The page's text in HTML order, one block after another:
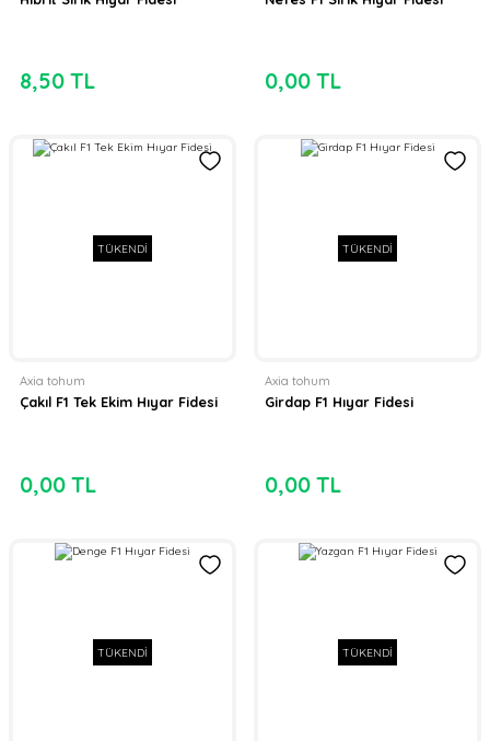
8,50 TL 0,00 TL
TÜKENDİ
Axia tohum
Çakıl F1 Tek Ekim Hıyar Fidesi
0,00 TL
TÜKENDİ
Axia tohum
Girdap F1 Hıyar Fidesi
0,00 TL
TÜKENDİ TÜKENDİ